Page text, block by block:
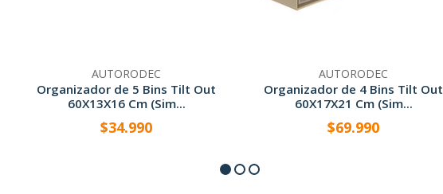
AUTORODEC
Organizador de 5 Bins Tilt Out
60X13X16 Cm (Sim...
+
$34.990
AUTORODEC
Organizador de 4 Bins Tilt Out
60X17X21 Cm (Sim...
+
$69.990